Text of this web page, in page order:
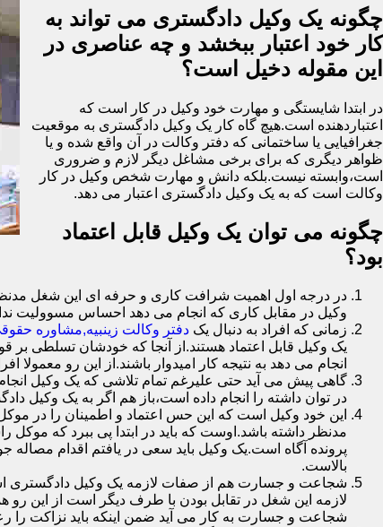
چگونه یک وکیل دادگستری می تواند به
کار خود اعتبار ببخشد و چه عناصری در
این مقوله دخیل است؟
در ابتدا شایستگی و مهارت خود وکیل در کار است که
اعتباردهنده است.هیچ گاه کار یک وکیل دادگستری به موقعیت
جغرافیایی یا ساختمانی که دفتر وکالت در آن واقع شده و یا
ظواهر دیگری که برای برخی مشاغل دیگر لازم و ضروری
است،وابسته نیست.بلکه دانش و مهارت شخص وکیل در کار
وکالت است که به یک وکیل دادگستری اعتبار می دهد.
چگونه می توان یک وکیل قابل اعتماد
بود؟
در درجه اول اهمیت شرافت کاری و حرفه ای این شغل
وکیل در مقابل کاری که انجام می دهد احساس مسوولیت
زمانی که افراد به دنبال یک دفتر وکالت زینبیه,مشاوره
یک وکیل قابل اعتماد هستند.از آنجا که خودشان تسلطی بر
انجام می دهد به نتیجه کار امیدوار باشند.از این رو
گاهی پیش می آید حتی علیرغم تمام تلاشی که یک وکیل
در توان داشته را انجام داده است،باز هم اگر به یک وکیل
این خود وکیل است که این حس اعتماد و اطمینان را در
مدنظر داشته باشد.اوست که باید در ابتدا پی ببرد که
پرونده آگاه است.یک وکیل باید سعی در یافتم اقدام
بالاست.
شجاعت و جسارت هم از صفات لازمه یک وکیل دادگستری
لازمه این شغل در تقابل بودن با طرف دیگر است از این رو
شجاعت و جسارت به کار می آید ضمن اینکه باید نزاکت را